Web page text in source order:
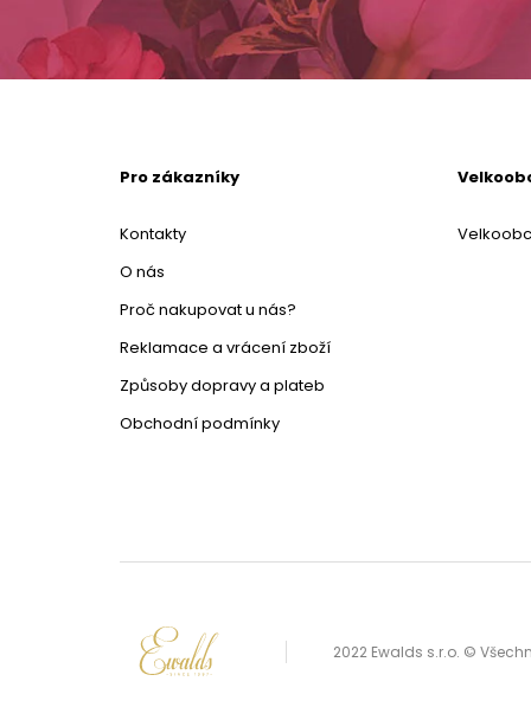
Pro zákazníky
Kontakty
O nás
Proč nakupovat u nás?
Reklamace a vrácení zboží
Způsoby dopravy a plateb
Obchodní podmínky
2022 Ewalds s.r.o. ©